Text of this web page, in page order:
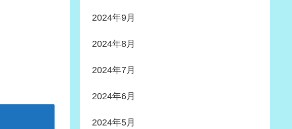
2024年9月
2024年8月
2024年7月
2024年6月
2024年5月